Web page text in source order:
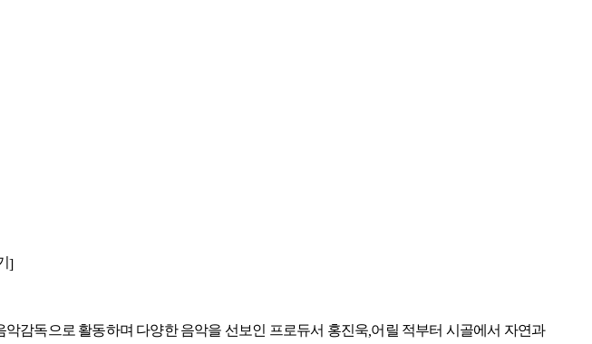
]
악감독으로 활동하며 다양한 음악을 선보인 프로듀서 홍진욱,어릴 적부터 시골에서 자연과